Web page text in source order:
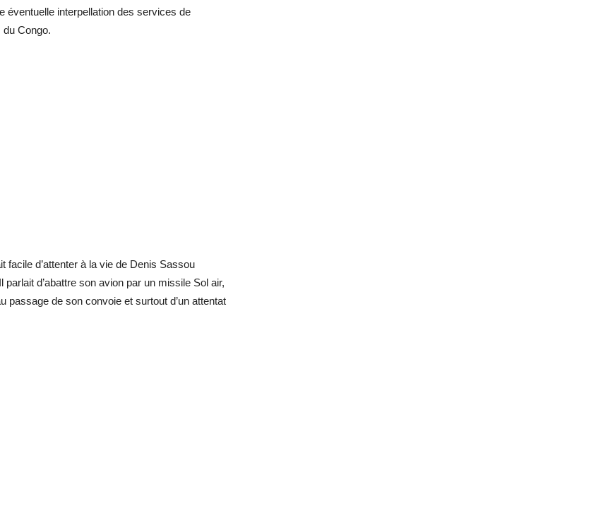
éventuelle interpellation des services de
Congo.
facile d’attenter à la vie de Denis Sassou
d’abattre son avion par un missile Sol air,
passage de son convoie et surtout d’un attentat